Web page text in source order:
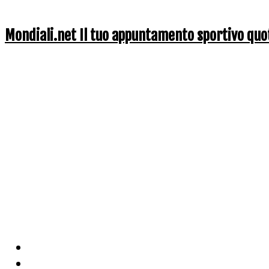
Mondiali.net Il tuo appuntamento sportivo